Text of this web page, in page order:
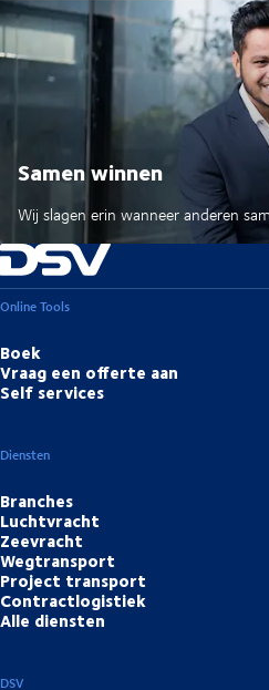
Samen winnen
Wij slagen erin wanneer anderen
Online Tools
Boek
Vraag een offerte aan
Self services
Diensten
Branches
Luchtvracht
Zeevracht
Wegtransport
Project transport
Contractlogistiek
Alle diensten
DSV